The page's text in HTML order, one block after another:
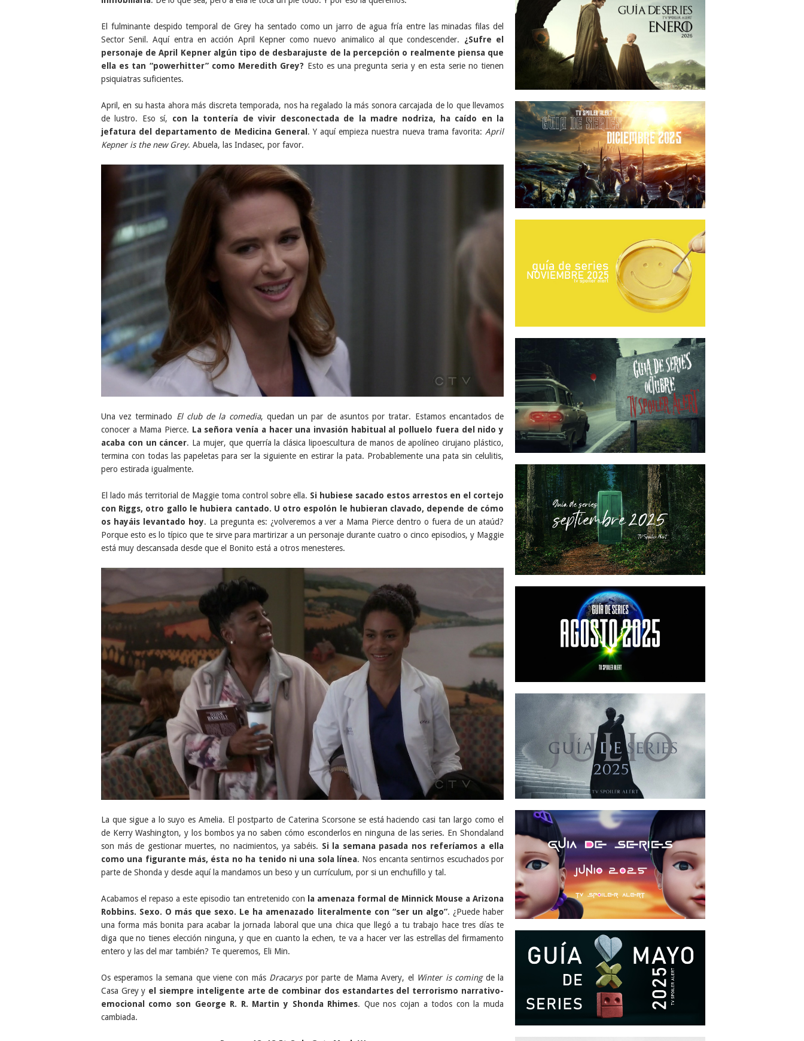
El fulminante despido temporal de Grey ha sentado como un jarro de agua fría entre las minadas filas del
Sector Senil. Aquí entra en acción April Kepner como nuevo animalico al que condescender. ¿Sufre el
personaje de April Kepner algún tipo de desbarajuste de la percepción o realmente piensa que
ella es tan “powerhitter” como Meredith Grey? Esto es una pregunta seria y en esta serie no tienen
psiquiatras suficientes.
April, en su hasta ahora más discreta temporada, nos ha regalado la más sonora carcajada de lo que llevamos
de lustro. Eso sí, con la tontería de vivir desconectada de la madre nodriza, ha caído en la
jefatura del departamento de Medicina General . Y aquí empieza nuestra nueva trama favorita:April
Kepner is the new Grey. Abuela, las Indasec, por favor.
Una vez terminado El club de la comedia, quedan un par de asuntos por tratar. Estamos encantados de
conocer a Mama Pierce. La señora venía a hacer una invasión habitual al polluelo fuera del nido y
acaba con un cáncer. La mujer, que querría la clásica lipoescultura de manos de apolíneo cirujano plástico,
termina con todas las papeletas para ser la siguiente en estirar la pata. Probablemente una pata sin celulitis,
pero estirada igualmente.
El lado más territorial de Maggie toma control sobre ella. Si hubiese sacado estos arrestos en el cortejo
con Riggs, otro gallo le hubiera cantado. U otro espolón le hubieran clavado, depende de cómo
os hayáis levantado hoy. La pregunta es: ¿volveremos a ver a Mama Pierce dentro o fuera de un ataúd?
Porque esto es lo típico que te sirve para martirizar a un personaje durante cuatro o cinco episodios, y Maggie
está muy descansada desde que el Bonito está a otros menesteres.
La que sigue a lo suyo es Amelia. El postparto de Caterina Scorsone se está haciendo casi tan largo como el
de Kerry Washington, y los bombos ya no saben cómo esconderlos en ninguna de las series. En Shondaland
son más de gestionar muertes, no nacimientos, ya sabéis. Si la semana pasada nos referíamos a ella
como una figurante más, ésta no ha tenido ni una sola línea. Nos encanta sentirnos escuchados por
parte de Shonda y desde aquí la mandamos un beso y un currículum, por si un enchufillo y tal.
Acabamos el repaso a este episodio tan entretenido con
la amenaza formal de Minnick Mouse a Arizona
Robbins. Sexo. O más que sexo. Le ha amenazado literalmente con “ser un algo”. ¿Puede haber
una forma más bonita para acabar la jornada laboral que una chica que llegó a tu trabajo hace tres días te
diga que no tienes elección ninguna, y que en cuanto la echen, te va a hacer ver las estrellas del firmamento
entero y las del mar también? Te queremos, Eli Min.
Os esperamos la semana que viene con más Dracarys por parte de Mama Avery, el Winter is comingde la
Casa Grey y el siempre inteligente arte de combinar dos estandartes del terrorismo narrativo-
emocional como son George R. R. Martin y Shonda Rhimes. Que nos cojan a todos con la muda
cambiada.